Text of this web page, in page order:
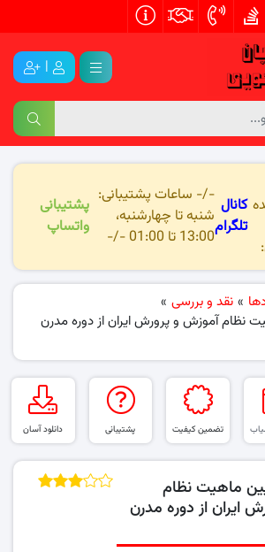
|
کانال
تلگرام
-/- ساعات پشتیبانی:
شنبه تا چهارشنبه،
13:00 تا 01:00 -/-
پشتیبانی
واتساپ
» نقد و بررسی »
نظام آموزش و پرورش ایران از دوره مدرن
تضمین کیفیت پشتیبانی دانلود آسان
ماهیت نظام
ایران از دوره مدرن